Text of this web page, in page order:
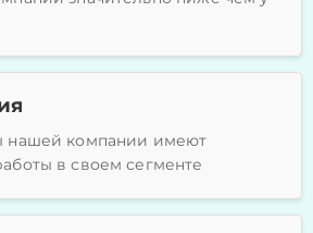
нашей компании имеют
в своем сегменте